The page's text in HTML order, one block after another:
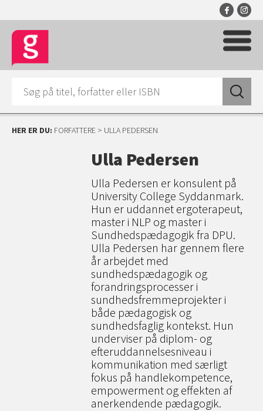
HER ER DU: FORFATTERE > ULLA PEDERSEN
Ulla Pedersen
Ulla Pedersen er konsulent på
University College Syddanmark.
Hun er uddannet ergoterapeut,
master i NLP og master i
Sundhedspædagogik fra DPU.
Ulla Pedersen har gennem flere
år arbejdet med
sundhedspædagogik og
forandringsprocesser i
sundhedsfremmeprojekter i
både pædagogisk og
sundhedsfaglig kontekst. Hun
underviser på diplom- og
efteruddannelsesniveau i
kommunikation med særligt
fokus på handlekompetence,
empowerment og effekten af
anerkendende pædagogik.